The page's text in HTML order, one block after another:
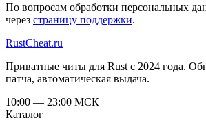
По вопросам обработки персональных
через страницу поддержки.
RustCheat.ru
Приватные читы для Rust с 2024 года.
патча, автоматическая выдача.
10:00 — 23:00 МСК
Каталог